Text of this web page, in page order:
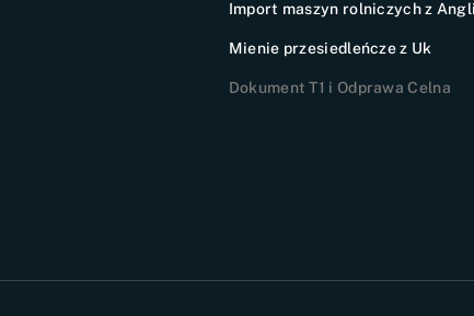
Import maszyn rolniczych z
Mienie przesiedleńcze z Uk
Dokument T1 i Odprawa Celna